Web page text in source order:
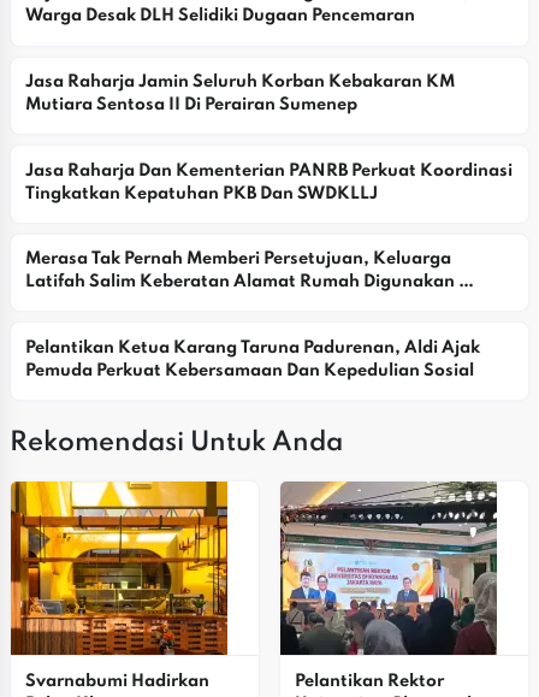
Warga Desak DLH Selidiki Dugaan Pencemaran
Jasa Raharja Jamin Seluruh Korban Kebakaran KM
Mutiara Sentosa II Di Perairan Sumenep
Jasa Raharja Dan Kementerian PANRB Perkuat Koordinasi
Tingkatkan Kepatuhan PKB Dan SWDKLLJ
Merasa Tak Pernah Memberi Persetujuan, Keluarga
Latifah Salim Keberatan Alamat Rumah Digunakan
Pelantikan Ketua Karang Taruna Padurenan, Aldi Ajak
Pemuda Perkuat Kebersamaan Dan Kepedulian Sosial
Rekomendasi Untuk Anda
Svarnabumi Hadirkan
Pelantikan Rektor